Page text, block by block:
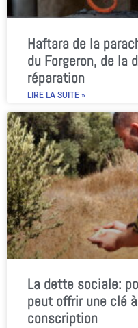
Haftara de la
du Forgeron, de la
réparation
LIRE LA SUITE »
La dette sociale:
peut offrir une clé
conscription